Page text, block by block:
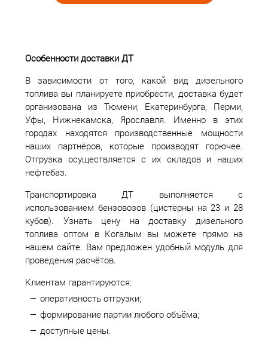
Особенности доставки ДТ
В зависимости от того, какой вид дизельного
топлива вы планируете приобрести, доставка будет
организована из Тюмени, Екатеринбурга, Перми,
Уфы, Нижнекамска, Ярославля. Именно в этих
городах находятся производственные мощности
наших партнёров, которые производят горючее.
Отгрузка осуществляется с их складов и наших
нефтебаз.
Транспортировка ДТ выполняется с
использованием бензовозов (цистерны на 23 и 28
кубов). Узнать цену на доставку дизельного
топлива оптом в Когалым вы можете прямо на
нашем сайте. Вам предложен удобный модуль для
проведения расчётов.
Клиентам гарантируются:
оперативность отгрузки;
формирование партии любого объёма;
доступные цены.